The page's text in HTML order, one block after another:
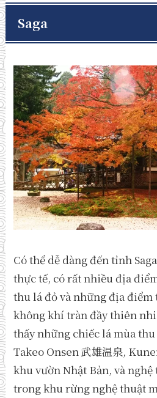
Saga
Có thể dễ dàng đến tỉnh
thực tế, có rất nhiều địa
thu lá đỏ và những địa
không khí tràn đầy thiên
thấy những chiếc lá mùa
Takeo Onsen 武雄温泉,
khu vườn Nhật Bản, và
trong khu rừng nghệ thuật